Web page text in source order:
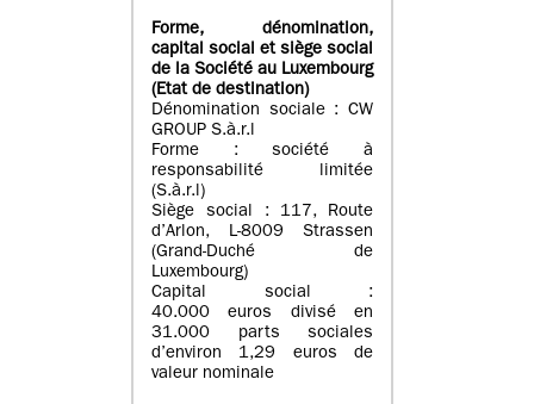
Forme, dénomination,
capital social et siège social
de la Société au Luxembourg
(Etat de destination)
Dénomination sociale : CW
GROUP S.à.r.l
Forme : société à
responsabilité limitée
(S.à.r.l)
Siège social : 117, Route
d’Arlon, L-8009 Strassen
(Grand-Duché de
Luxembourg)
Capital social :
40.000 euros divisé en
31.000 parts sociales
d’environ 1,29 euros de
valeur nominale